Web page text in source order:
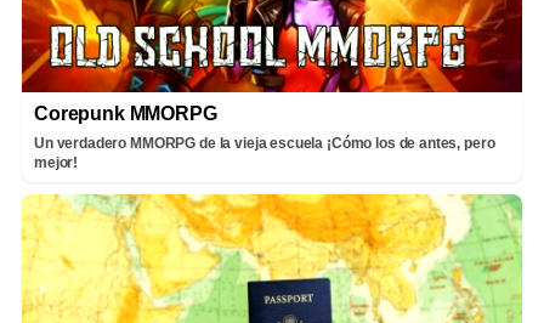
Corepunk MMORPG
Un verdadero MMORPG de la vieja escuela ¡Cómo los de antes, pero
mejor!